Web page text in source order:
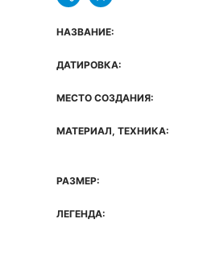
НАЗВАНИЕ:
ДАТИРОВКА:
МЕСТО СОЗДАНИЯ:
МАТЕРИАЛ, ТЕХНИКА:
РАЗМЕР:
ЛЕГЕНДА: